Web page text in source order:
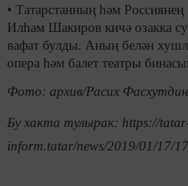
• Татарстанның һәм
Илһам Шакиров кичә озакка
вафат булды. Аның белән
опера һәм балет театры
Фото: архив/Расих
Бу хакта тулырак: https://
inform.tatar/news/2019/01/17/